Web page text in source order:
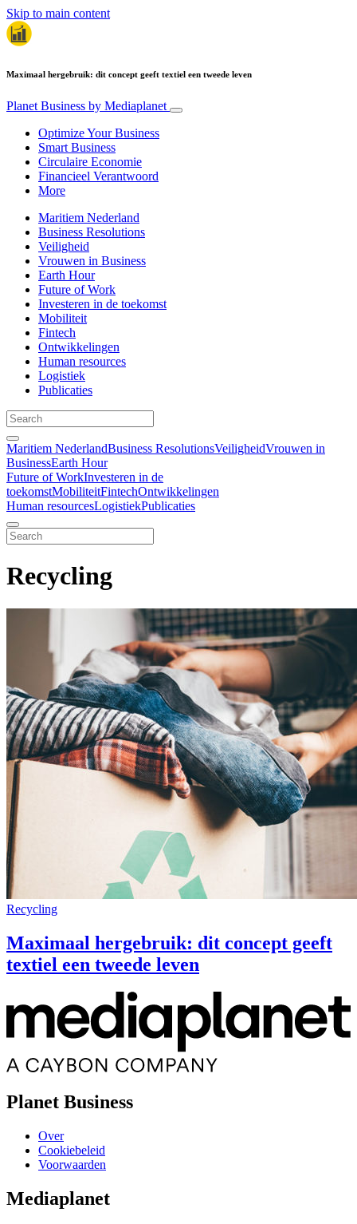
Skip to main content
Maximaal hergebruik: dit concept geeft textiel een tweede leven
Planet Business by Mediaplanet
Optimize Your Business
Smart Business
Circulaire Economie
Financieel Verantwoord
More
Maritiem Nederland
Business Resolutions
Veiligheid
Vrouwen in Business
Earth Hour
Future of Work
Investeren in de toekomst
Mobiliteit
Fintech
Ontwikkelingen
Human resources
Logistiek
Publicaties
Maritiem NederlandBusiness ResolutionsVeiligheidVrouwen in
BusinessEarth Hour
Future of WorkInvesteren in de
toekomstMobiliteitFintechOntwikkelingen
Human resourcesLogistiekPublicaties
Recycling
Recycling
Maximaal hergebruik: dit concept geeft
textiel een tweede leven
Planet Business
Over
Cookiebeleid
Voorwaarden
Mediaplanet